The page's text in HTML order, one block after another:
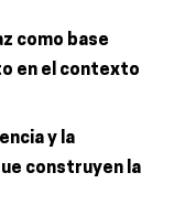
como base
en el contexto
y la
construyen la